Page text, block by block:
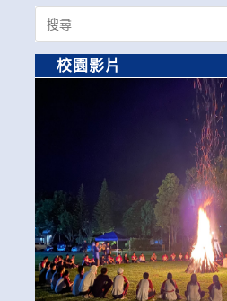
Search
for:
校園影片